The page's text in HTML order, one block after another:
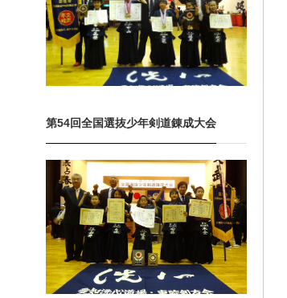
第54回全国選抜少年剣道錬成大会